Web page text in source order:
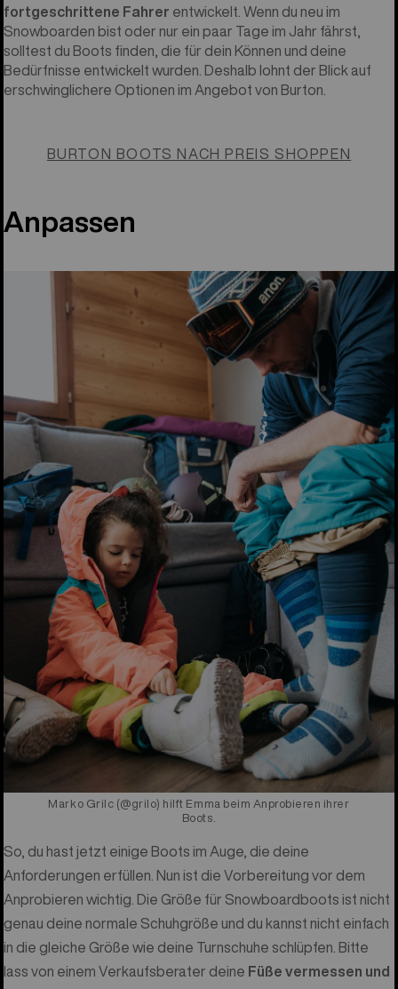
fortgeschrittene Fahrer entwickelt. Wenn du neu im
Snowboarden bist oder nur ein paar Tage im Jahr fährst,
solltest du Boots finden, die für dein Können und deine
Bedürfnisse entwickelt wurden. Deshalb lohnt der Blick auf
erschwinglichere Optionen im Angebot von Burton.
BURTON BOOTS NACH PREIS SHOPPEN
Anpassen
Marko Grilc (@grilo) hilft Emma beim Anprobieren ihrer
Boots.
So, du hast jetzt einige Boots im Auge, die deine
Anforderungen erfüllen. Nun ist die Vorbereitung vor dem
Anprobieren wichtig. Die Größe für Snowboardboots ist nicht
genau deine normale Schuhgröße und du kannst nicht einfach
in die gleiche Größe wie deine Turnschuhe schlüpfen. Bitte
lass von einem Verkaufsberater deine Füße vermessen und